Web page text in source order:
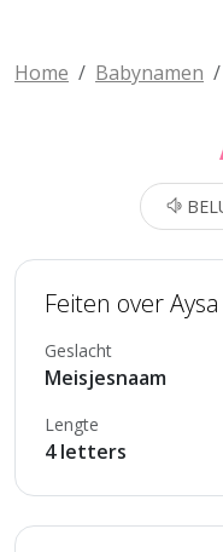
Home Babynamen
Feiten over Aysa
Geslacht
Meisjesnaam
Lengte
4 letters